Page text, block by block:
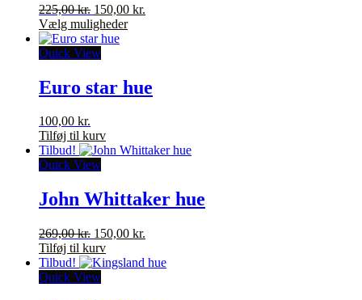
vælges
på
225,00kr. Den
oprindelige
pris
var:
150,00 kr.
Vælg mulighederDette
varianter.
Mulighederne
varesiden
Quick View
Euro star hue
100,00 kr.
Tilføj til kurv
Tilbud!
Quick View
John Whittaker hue
269,00kr. Den
oprindelige
pris
var:
150,00 kr.
pris
Tilføj til kurv
Tilbud!
Quick View